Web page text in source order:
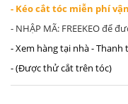
- Kéo cắt tóc miễn phí
- NHẬP MÃ: FREEKEO để
- Xem hàng tại nhà - Thanh
- (Được thử cắt trên tóc)